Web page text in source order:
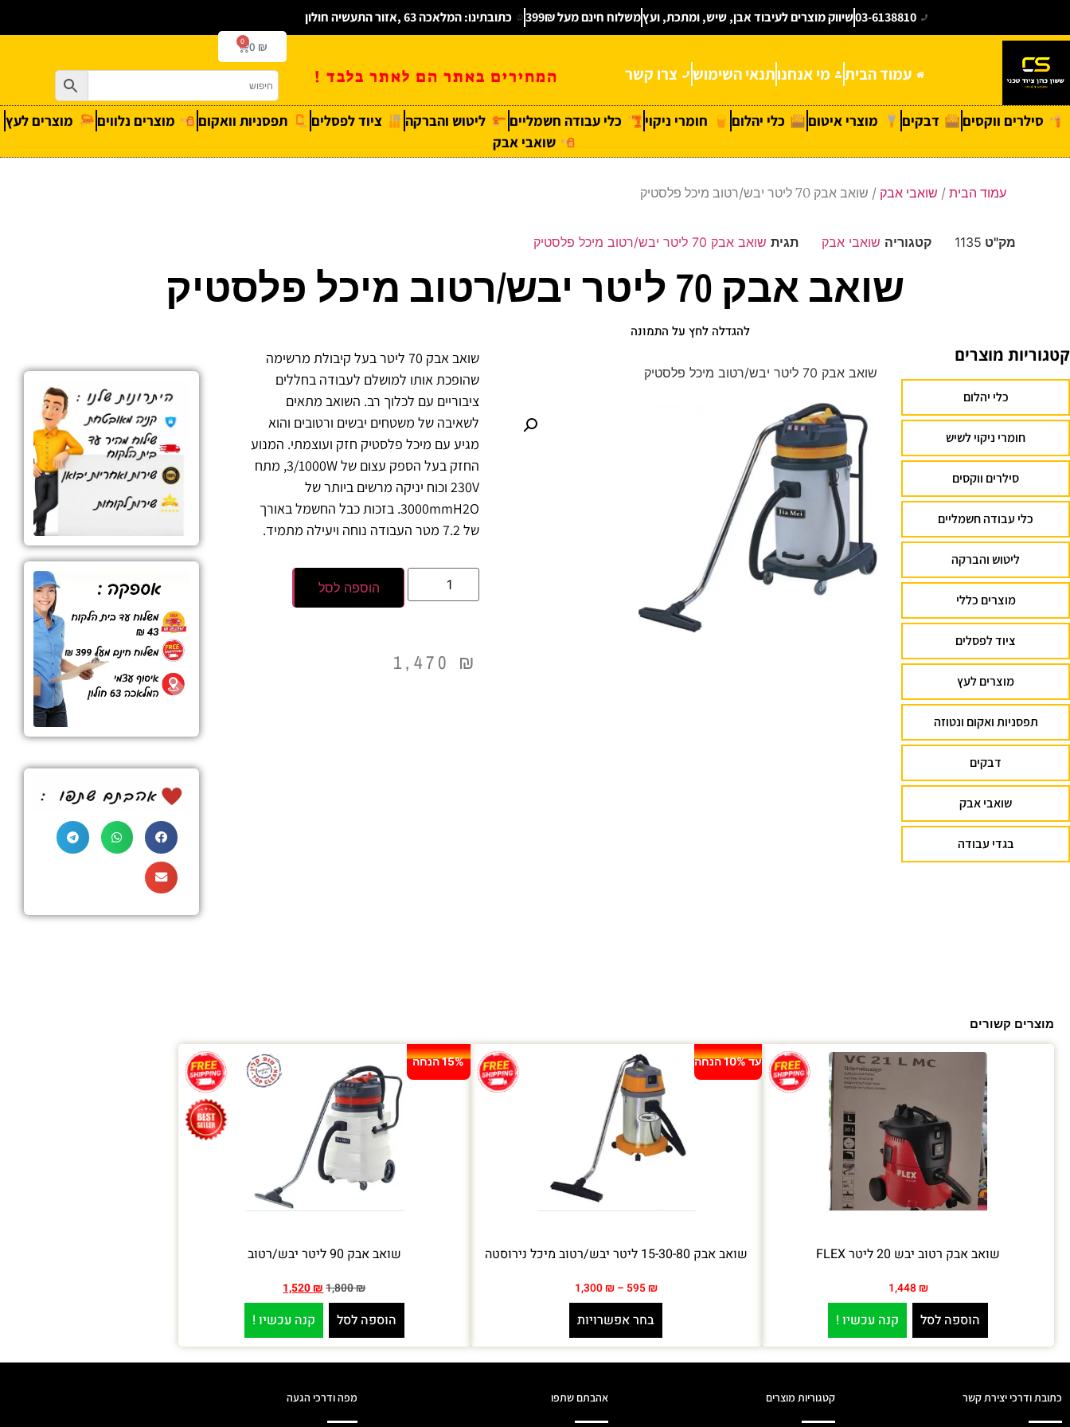
03-6138810שיווק מוצרים לעיבוד אבן, שיש, ומתכת, ועץמשלוח חינם מעל 399₪ כתובתינו: המלאכה 63 ,אזור התעשיה חולון
עמוד הבית מי אנחנותנאי השימוש צרו קשר המחירים באתר הם לאתר בלבד !
0 ₪
0
סילרים ווקסים דבקים מוצרי איטום כלי יהלום חומרי ניקוי כלי עבודה חשמליים ליטוש והברקה ציוד לפסלים תפסניות וואקום מוצרים נלווים
מוצרים לעץ
שואבי אבק
עמוד הבית / שואבי אבק / שואב אבק 70 ליטר יבש/רטוב מיכל פלסטיק
מק"ט 1135 קטגוריה שואבי אבק תגית שואב אבק 70 ליטר יבש/רטוב מיכל פלסטיק
שואב אבק 70 ליטר יבש/רטוב מיכל פלסטיק
קטגוריות מוצרים
כלי יהלום
חומרי ניקוי לשיש
סילרים ווקסים
כלי עבודה חשמליים
ליטוש והברקה
מוצרים כללי
ציוד לפסלים
מוצרים לעץ
תפסניות ואקום ונטוזה
דבקים
שואבי אבק
בגדי עבודה
להגדלה לחץ על התמונה
שואב אבק 70 ליטר יבש/רטוב מיכל פלסטיק
שואב אבק 70 ליטר בעל קיבולת מרשימה
שהופכת אותו למושלם לעבודה בחללים
ציבוריים עם לכלוך רב. השואב מתאים
לשאיבה של משטחים יבשים ורטובים והוא
מגיע עם מיכל פלסטיק חזק ועוצמתי. המנוע
החזק בעל הספק עצום של 3/1000W, מתח
230V וכוח יניקה מרשים ביותר של
3000mmH2O. בזכות כבל החשמל באורך
של 7.2 מטר העבודה נוחה ויעילה מתמיד.
הוספה לסל
1,470 ₪
מוצרים קשורים
שואב אבק רטוב יבש 20 ליטר FLEX
1,448 ₪
הוספה לסל קנה עכשיו !
עד 10% הנחה
שואב אבק 15-30-80 ליטר יבש/רטוב מיכל נירוסטה
595 ₪
–
1,300 ₪
בחר אפשרויות
15% הנחה
שואב אבק 90 ליטר יבש/רטוב
1,800₪
1,520₪
הוספה לסל קנה עכשיו !
כתובת ודרכי יצירת קשר קטגוריות מוצרים אהבתם שתפו מפה ודרכי הגעה